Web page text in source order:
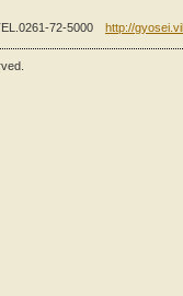
72-5000 http://